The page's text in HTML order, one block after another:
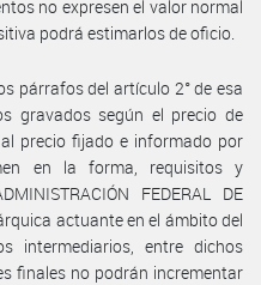
no expresen el valor normal
podrá estimarlos de oficio.
párrafos del artículo 2° de esa
gravados según el precio de
precio fijado e informado por
en la forma, requisitos y
FEDERAL DE
actuante en el ámbito del
intermediarios, entre dichos
finales no podrán incrementar